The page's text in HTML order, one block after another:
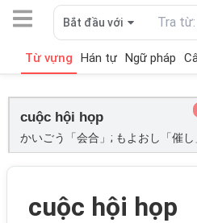
Bắt đầu với
Từ vựng Hán tự Ngữ pháp
cuộc hội họp
かいごう「会合」; もよおし「催し
cuộc hội họp